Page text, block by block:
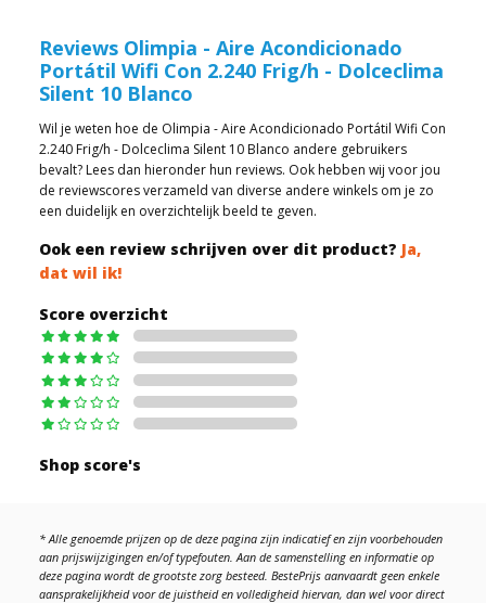
Reviews Olimpia - Aire Acondicionado
Portátil Wifi Con 2.240 Frig/h - Dolceclima
Silent 10 Blanco
Wil je weten hoe de Olimpia - Aire Acondicionado Portátil Wifi Con
2.240 Frig/h - Dolceclima Silent 10 Blanco andere gebruikers
bevalt? Lees dan hieronder hun reviews. Ook hebben wij voor jou
de reviewscores verzameld van diverse andere winkels om je zo
een duidelijk en overzichtelijk beeld te geven.
Ook een review schrijven over dit product? Ja,
dat wil ik!
Score overzicht
Shop score's
* Alle genoemde prijzen op de deze pagina zijn indicatief en zijn voorbehouden
aan prijswijzigingen en/of typefouten. Aan de samenstelling en informatie op
deze pagina wordt de grootste zorg besteed. BestePrijs aanvaardt geen enkele
aansprakelijkheid voor de juistheid en volledigheid hiervan, dan wel voor direct